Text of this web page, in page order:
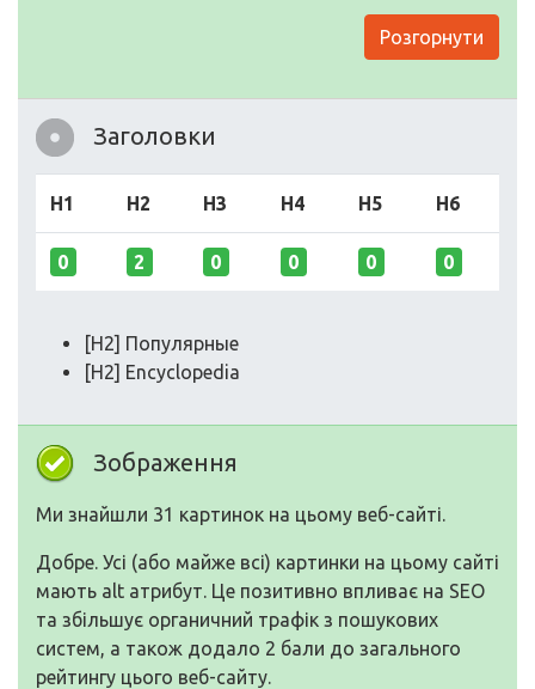
Розгорнути
Заголовки
H1 H2 H3 H4 H5 H6
0 2 0 0 0 0
[H2] Популярные
[H2] Encyclopedia
Зображення
Ми знайшли 31 картинок на цьому веб-сайті.
Добре. Усі (або майже всі) картинки на цьому сайті
мають alt атрибут. Це позитивно впливає на SEO
та збільшує органичний трафік з пошукових
систем, а також додало 2 бали до загального
рейтингу цього веб-сайту.